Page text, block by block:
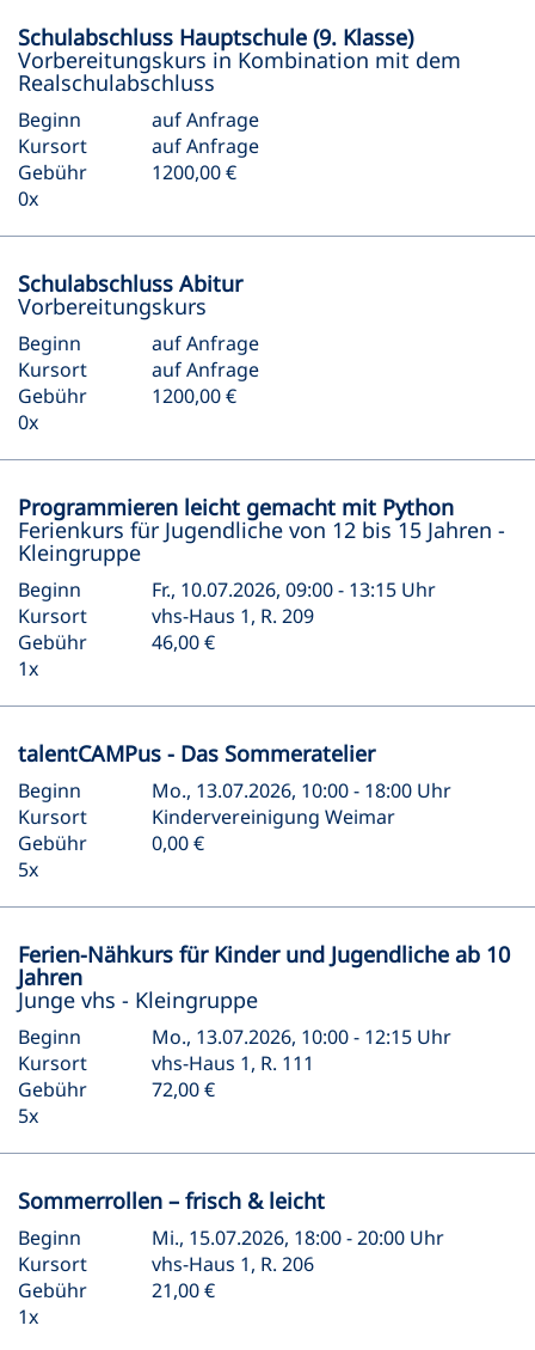
Schulabschluss Hauptschule (9. Klasse)
Vorbereitungskurs in Kombination mit dem
Realschulabschluss
Beginn
auf Anfrage
Kursort
auf Anfrage
Gebühr
1200,00 €
0x
Schulabschluss Abitur
Vorbereitungskurs
Beginn
auf Anfrage
Kursort
auf Anfrage
Gebühr
1200,00 €
0x
Programmieren leicht gemacht mit Python
Ferienkurs für Jugendliche von 12 bis 15 Jahren -
Kleingruppe
Beginn
Fr., 10.07.2026, 09:00 - 13:15 Uhr
Kursort
vhs-Haus 1, R. 209
Gebühr
46,00 €
1x
talentCAMPus - Das Sommeratelier
Beginn
Mo., 13.07.2026, 10:00 - 18:00 Uhr
Kursort
Kindervereinigung Weimar
Gebühr
0,00 €
5x
Ferien-Nähkurs für Kinder und Jugendliche ab 10
Jahren
Junge vhs - Kleingruppe
Beginn
Mo., 13.07.2026, 10:00 - 12:15 Uhr
Kursort
vhs-Haus 1, R. 111
Gebühr
72,00 €
5x
Sommerrollen – frisch & leicht
Beginn
Mi., 15.07.2026, 18:00 - 20:00 Uhr
Kursort
vhs-Haus 1, R. 206
Gebühr
21,00 €
1x